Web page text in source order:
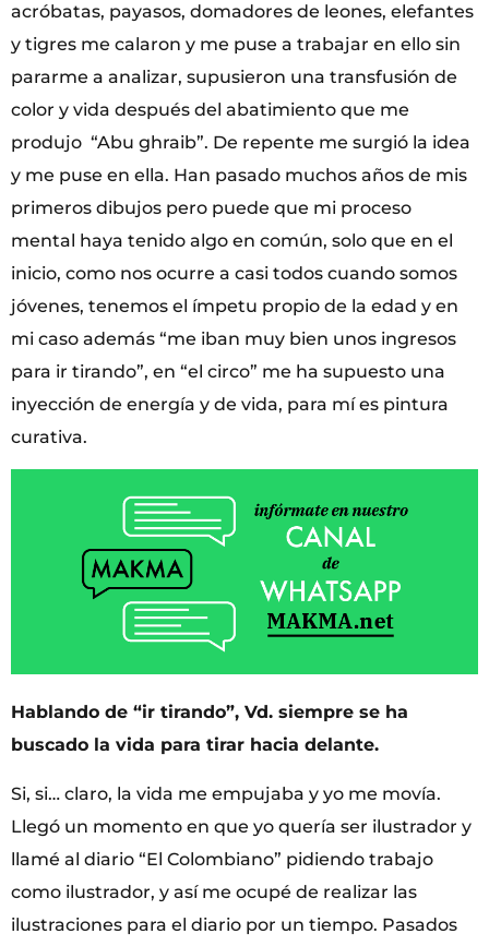
acróbatas, payasos, domadores de leones, elefantes
y tigres me calaron y me puse a trabajar en ello sin
pararme a analizar, supusieron una transfusión de
color y vida después del abatimiento que me
produjo “Abu ghraib”. De repente me surgió la idea
y me puse en ella. Han pasado muchos años de mis
primeros dibujos pero puede que mi proceso
mental haya tenido algo en común, solo que en el
inicio, como nos ocurre a casi todos cuando somos
jóvenes, tenemos el ímpetu propio de la edad y en
mi caso además “me iban muy bien unos ingresos
para ir tirando”, en “el circo” me ha supuesto una
inyección de energía y de vida, para mí es pintura
curativa.
Hablando de “ir tirando”, Vd. siempre se ha
buscado la vida para tirar hacia delante.
Si, si… claro, la vida me empujaba y yo me movía.
Llegó un momento en que yo quería ser ilustrador y
llamé al diario “El Colombiano” pidiendo trabajo
como ilustrador, y así me ocupé de realizar las
ilustraciones para el diario por un tiempo. Pasados